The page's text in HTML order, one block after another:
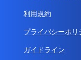
利用規約
プライバシーポリ
ガイドライン